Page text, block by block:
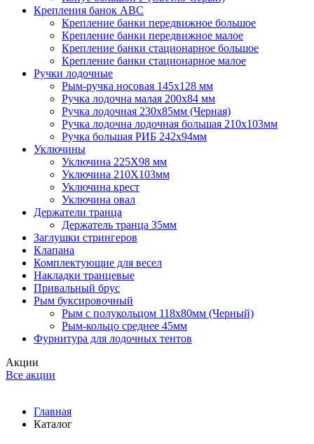
Крепления банок ABC
Крепление банки передвижное большое
Крепление банки передвижное малое
Крепление банки стационарное большое
Крепление банки стационарное малое
Ручки лодочные
Рым-ручка носовая 145x128 мм
Ручка лодочна малая 200х84 мм
Ручка лодочная 230х85мм (Черная)
Ручка лодочна лодочная большая 210х103мм
Ручка большая РИБ 242х94мм
Уключины
Уключина 225Х98 мм
Уключина 210Х103мм
Уключина крест
Уключина овал
Держатели транца
Держатель транца 35мм
Заглушки стрингеров
Клапана
Комплектующие для весел
Накладки транцевые
Привальный брус
Рым буксировочный
Рым с полукольцом 118х80мм (Черный)
Рым-кольцо среднее 45мм
Фурнитура для лодочных тентов
Акции
Все акции
Главная
Каталог